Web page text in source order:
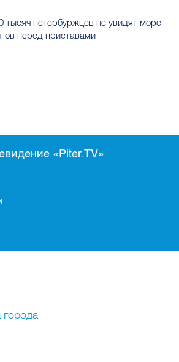
тысяч петербуржцев не увидят море
перед приставами
«Piter.TV»
города